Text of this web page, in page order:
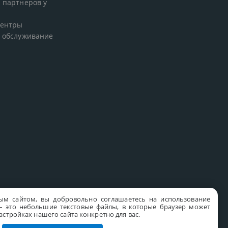
сайтом, вы добровольно соглашаетесь на использование
это небольшие текстовые файлы, в которые браузер может
нашего сайта конкретно для вас.
у